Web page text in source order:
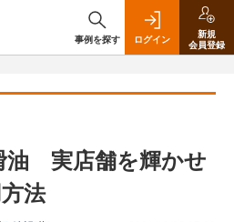
事例を探す ログイン
新規
会員登録
油 実店舗を輝かせ
法